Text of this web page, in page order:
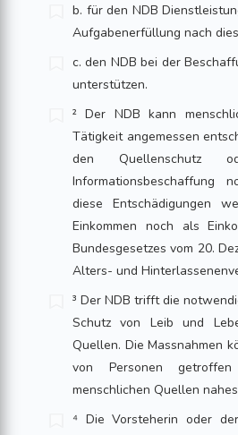
b. für den NDB
Aufgabenerfüllung nach
c. den NDB bei der
unterstützen.
² Der NDB kann
Tätigkeit angemessen
den Quellenschutz
Informationsbeschaffung
diese Entschädigungen
Einkommen noch als
Bundesgesetzes vom 20.
Alters- und
³ Der NDB trifft die
Schutz von Leib und
Quellen. Die Massnahmen
von Personen
menschlichen Quellen
⁴ Die Vorsteherin oder